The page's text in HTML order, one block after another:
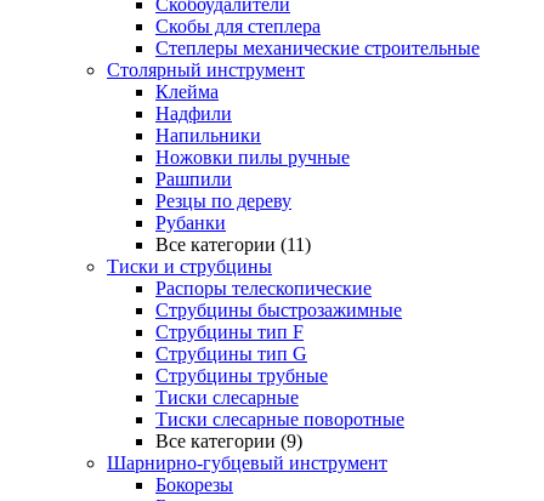
Скобоудалители
Скобы для степлера
Степлеры механические строительные
Столярный инструмент
Клейма
Надфили
Напильники
Ножовки пилы ручные
Рашпили
Резцы по дереву
Рубанки
Все категории (11)
Тиски и струбцины
Распоры телескопические
Струбцины быстрозажимные
Струбцины тип F
Струбцины тип G
Струбцины трубные
Тиски слесарные
Тиски слесарные поворотные
Все категории (9)
Шарнирно-губцевый инструмент
Бокорезы